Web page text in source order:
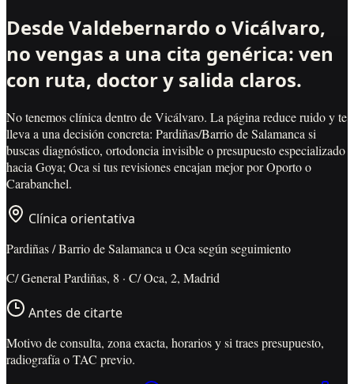
Desde Valdebernardo o Vicálvaro,
no vengas a una cita genérica: ven
con ruta, doctor y salida claros.
No tenemos clínica dentro de Vicálvaro. La página reduce ruido y te
lleva a una decisión concreta: Pardiñas/Barrio de Salamanca si
buscas diagnóstico, ortodoncia invisible o presupuesto especializado
hacia Goya; Oca si tus revisiones encajan mejor por Oporto o
Carabanchel.
Clínica orientativa
Pardiñas / Barrio de Salamanca u Oca según seguimiento
C/ General Pardiñas, 8 · C/ Oca, 2, Madrid
Antes de citarte
Motivo de consulta, zona exacta, horarios y si traes presupuesto,
radiografía o TAC previo.